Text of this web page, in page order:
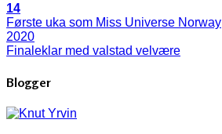
14
Første uka som Miss Universe Norway
2020
Finaleklar med valstad velvære
Blogger